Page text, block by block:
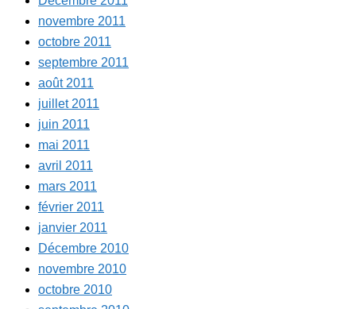
novembre 2011
octobre 2011
septembre 2011
août 2011
juillet 2011
juin 2011
mai 2011
avril 2011
mars 2011
février 2011
janvier 2011
Décembre 2010
novembre 2010
octobre 2010